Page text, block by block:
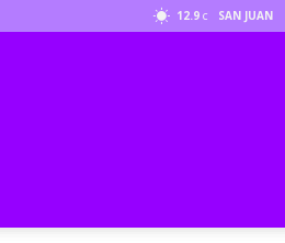
12.9 C SAN JUAN